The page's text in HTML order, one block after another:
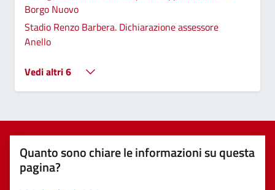
Borgo Nuovo
Stadio Renzo Barbera. Dichiarazione assessore
Anello
Vedi altri 6
Quanto sono chiare le informazioni su questa
pagina?